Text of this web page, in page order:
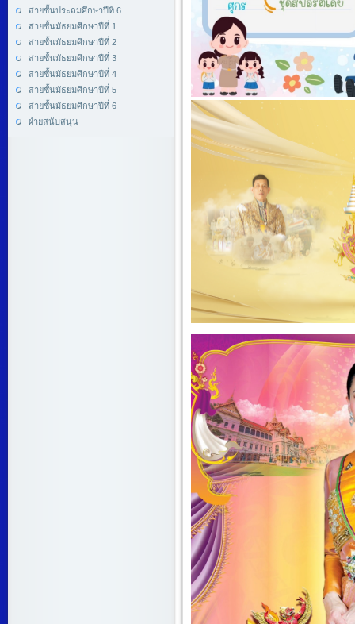
สายชั้นประถมศึกษาปีที่ 6
สายชั้นมัธยมศึกษาปีที่ 1
สายชั้นมัธยมศึกษาปีที่ 2
สายชั้นมัธยมศึกษาปีที่ 3
สายชั้นมัธยมศึกษาปีที่ 4
สายชั้นมัธยมศึกษาปีที่ 5
สายชั้นมัธยมศึกษาปีที่ 6
ฝ่ายสนับสนุน